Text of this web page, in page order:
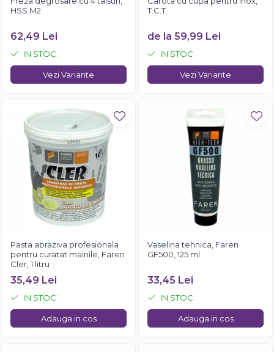
HSS M2
62,49 Lei
IN STOC
Vezi Variante
T.C.T.
de la 59,99 Lei
IN STOC
Vezi Variante
Pasta abraziva profesionala
pentru curatat mainile, Faren
Cler, 1 litru
35,49 Lei
IN STOC
Adauga in cos
Vaselina tehnica, Faren
GF500, 125 ml
33,45 Lei
IN STOC
Adauga in cos